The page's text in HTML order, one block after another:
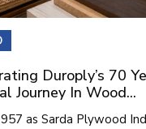
Duroply’s 70
Journey In Wood...
as Sarda Plywood